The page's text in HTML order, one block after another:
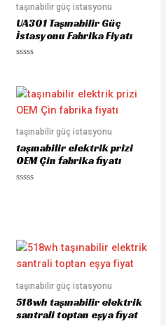
t
f
5
taşınabilir güç istasyonu
UA301 Taşınabilir Güç
İstasyonu Fabrika Fiyatı
e
d
0
o
t
f
5
taşınabilir güç istasyonu
taşınabilir elektrik prizi
OEM Çin fabrika fiyatı
o
u
o
5
taşınabilir güç istasyonu
518wh taşınabilir elektrik
santrali toptan eşya fiyat